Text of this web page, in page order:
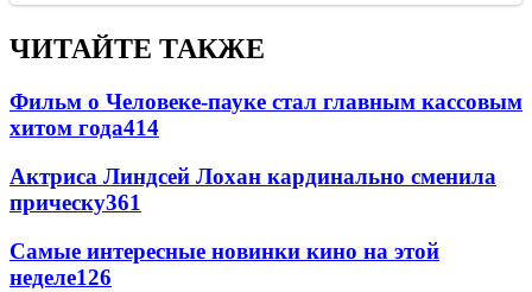
ЧИТАЙТЕ ТАКЖЕ
Фильм о Человеке-пауке стал главным кассовым
хитом года414
Актриса Линдсей Лохан кардинально сменила
прическу361
Самые интересные новинки кино на этой
неделе126